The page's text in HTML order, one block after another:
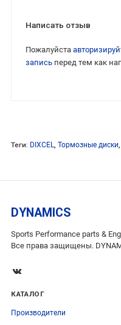
Написать отзыв
Пожалуйста
записьперед тем как
Теги: DIXCEL, Тормозные диски,
DYNAMICS
Sports Performance parts &
Все права защищены.
КАТАЛОГ
Производители